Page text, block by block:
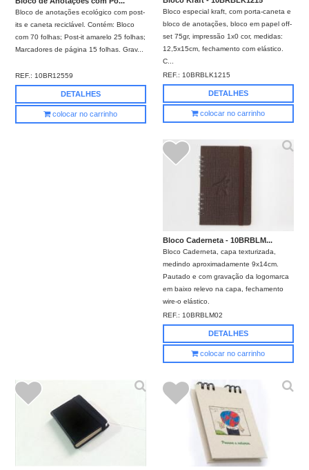
Bloco de anotações ecológico com post-
its e caneta reciclável. Contém: Bloco
com 70 folhas; Post-it amarelo 25 folhas;
Marcadores de página 15 folhas. Grav...
REF.: 10BR12559
DETALHES
colocar no carrinho
Bloco especial kraft, com porta-caneta e
bloco de anotações, bloco em papel off-
set 75gr, impressão 1x0 cor, medidas:
12,5x15cm, fechamento com elástico.
C...
REF.: 10BRBLK1215
DETALHES
colocar no carrinho
Bloco Caderneta - 10BRBLM...
Bloco Caderneta, capa texturizada,
medindo aproximadamente 9x14cm.
Pautado e com gravação da logomarca
em baixo relevo na capa, fechamento
wire-o elástico.
REF.: 10BRBLM02
DETALHES
colocar no carrinho